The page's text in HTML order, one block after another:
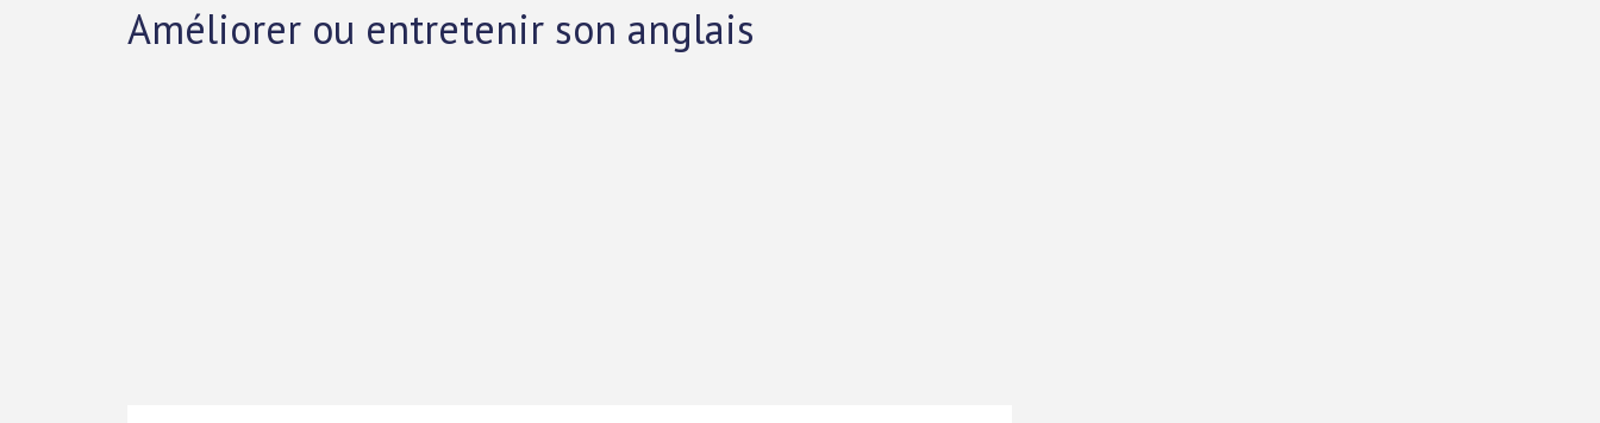
Améliorer ou entretenir son anglais